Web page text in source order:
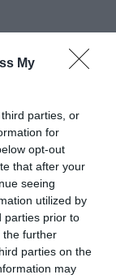
My
parties, or
for
opt-out
that after your
seeing
utilized by
parties prior to
the further
parties on the
may